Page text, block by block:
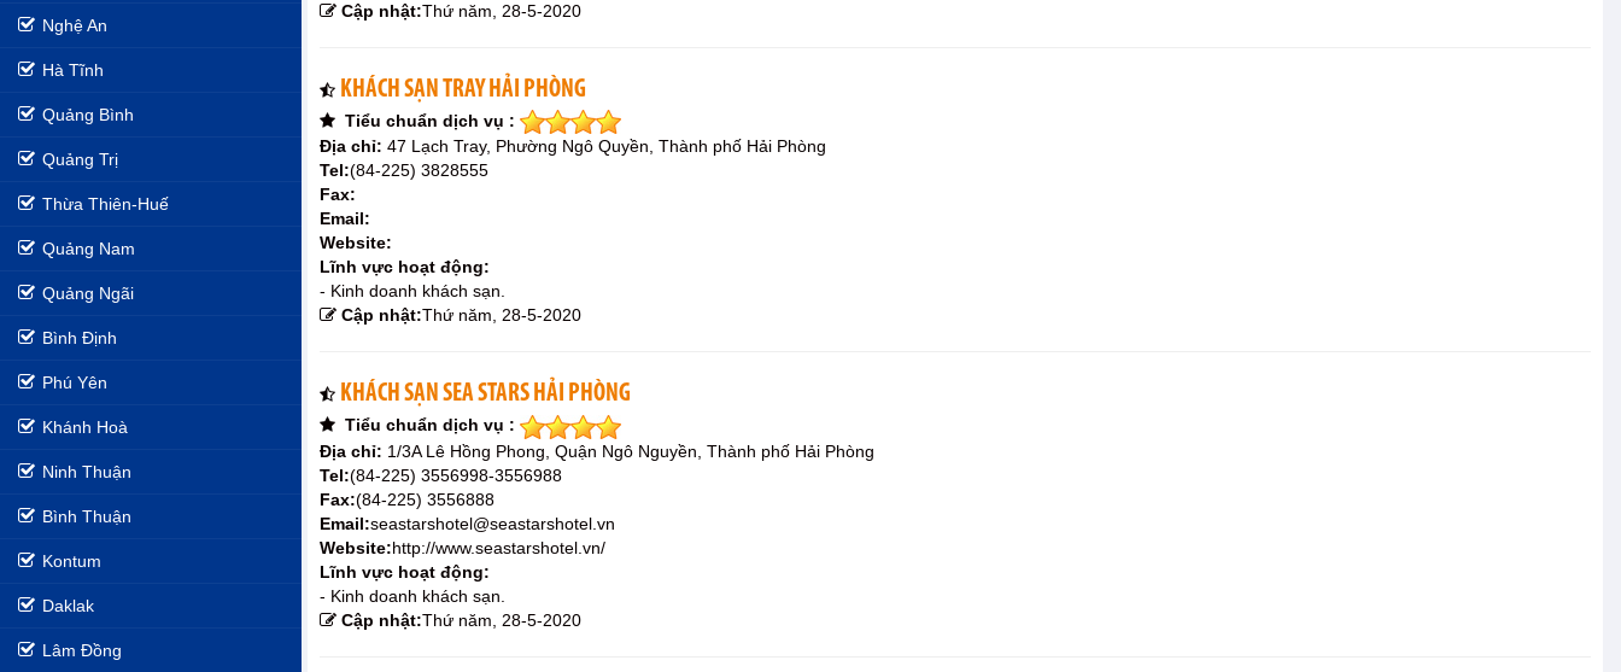
Nghệ An
Hà Tĩnh
Quảng Bình
Quảng Trị
Thừa Thiên-Huế
Quảng Nam
Quảng Ngãi
Bình Định
Phú Yên
Khánh Hoà
Ninh Thuận
Bình Thuận
Kontum
Daklak
Lâm Đồng
Cập nhật:Thứ năm, 28-5-2020
KHÁCH SẠN TRAY HẢI PHÒNG
Tiểu chuẩn dịch vụ :
Địa chỉ: 47 Lạch Tray, Phường Ngô Quyền, Thành phố Hải Phòng
Tel:(84-225) 3828555
Fax:
Email:
Website:
Lĩnh vực hoạt động:
- Kinh doanh khách sạn.
Cập nhật:Thứ năm, 28-5-2020
KHÁCH SẠN SEA STARS HẢI PHÒNG
Tiểu chuẩn dịch vụ :
Địa chỉ: 1/3A Lê Hồng Phong, Quận Ngô Nguyền, Thành phố Hải Phòng
Tel:(84-225) 3556998-3556988
Fax:(84-225) 3556888
Email:seastarshotel@seastarshotel.vn
Website:http://www.seastarshotel.vn/
Lĩnh vực hoạt động:
- Kinh doanh khách sạn.
Cập nhật:Thứ năm, 28-5-2020